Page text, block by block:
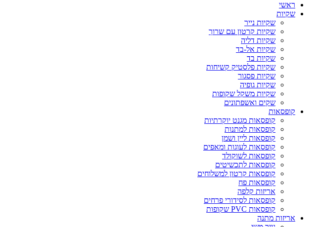
ראשי
שקיות
שקיות נייר
שקיות קרטון עם שרוך
שקיות דליה
שקיות אל-בד
שקיות בד
שקיות פלסטיק קשיחות
שקיות פסגור
שקיות גופיה
שקיות משקל שקופות
שקים ואשפתונים
קופסאות
קופסאות מגנט יוקרתיות
קופסאות למתנות
קופסאות ליין ושמן
קופסאות לעוגות ומאפים
קופסאות לשוקולד
קופסאות לתכשיטים
קופסאות קרטון למשלוחים
קופסאות פח
אריזות קלפה
קופסאות לסידורי פרחים
קופסאות PVC שקופות
אריזות מתנה